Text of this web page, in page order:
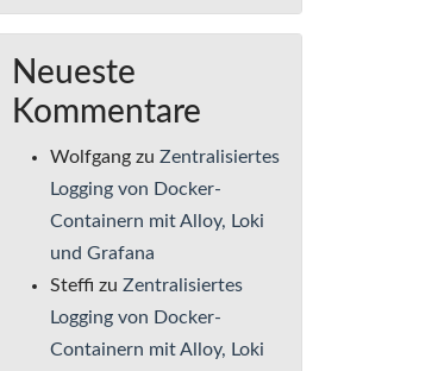
Neueste
Kommentare
Wolfgang zu Zentralisiertes
Logging von Docker-
Containern mit Alloy, Loki
und Grafana
Steffi zu Zentralisiertes
Logging von Docker-
Containern mit Alloy, Loki